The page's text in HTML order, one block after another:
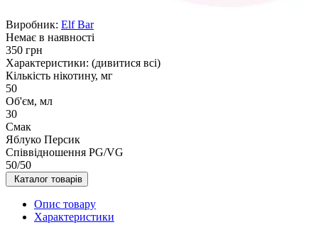
Виробник: Elf Bar
Немає в наявності
350 грн
Характеристики: (дивитися всі)
Кількість нікотину, мг
50
Об'єм, мл
30
Смак
Яблуко Персик
Співвідношення PG/VG
50/50
Каталог товарів
Опис товару
Характеристики